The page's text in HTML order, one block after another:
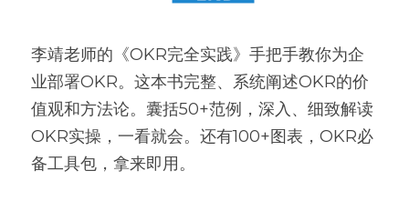
李靖老师的《OKR完全实践》手把手教你为企
业部署OKR。这本书完整、系统阐述OKR的价
值观和方法论。囊括50+范例，深入、细致解读
OKR实操，一看就会。还有100+图表，OKR必
备工具包，拿来即用。